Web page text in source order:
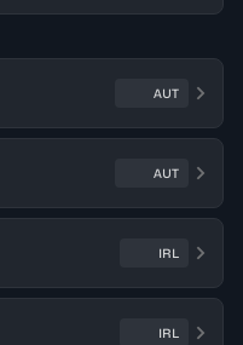
AUT
AUT
IRL
IRL